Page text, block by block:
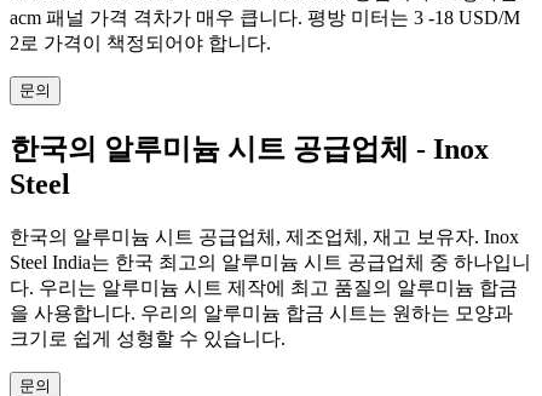
acm 패널 가격 격차가 매우 큽니다. 평방 미터는 3 -18 USD/M
2로 가격이 책정되어야 합니다.
문의
한국의 알루미늄 시트 공급업체 - Inox
Steel
한국의 알루미늄 시트 공급업체, 제조업체, 재고 보유자. Inox
Steel India는 한국 최고의 알루미늄 시트 공급업체 중 하나입니
다. 우리는 알루미늄 시트 제작에 최고 품질의 알루미늄 합금
을 사용합니다. 우리의 알루미늄 합금 시트는 원하는 모양과
크기로 쉽게 성형할 수 있습니다.
문의